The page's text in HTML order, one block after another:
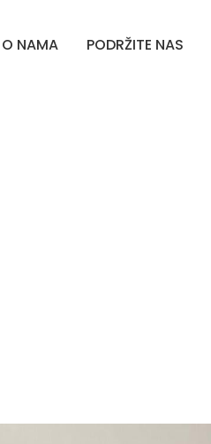
O NAMA PODRŽITE NAS